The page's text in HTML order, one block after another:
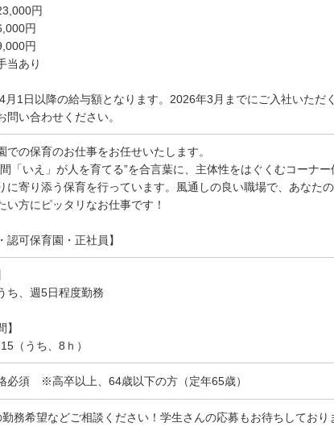
円
円
円
当あり
1日以降の給与額となります。2026年3月までにご入社いただ
問い合わせください。
での保育のお仕事をお任せいたします。
「いえ」が人を育てる”を合言葉に、主体性をはぐくむコーナ
に寄り添う保育を行っています。風通しの良い職場で、あなた
い方にピッタリなお仕事です！
認可保育園・正社員】
ち、週5日程度勤務
】
（うち、8ｈ）
必須 ※高卒以上、64歳以下の方（定年65歳）
務希望などご相談ください！学生さんの応募もお待ちしてお